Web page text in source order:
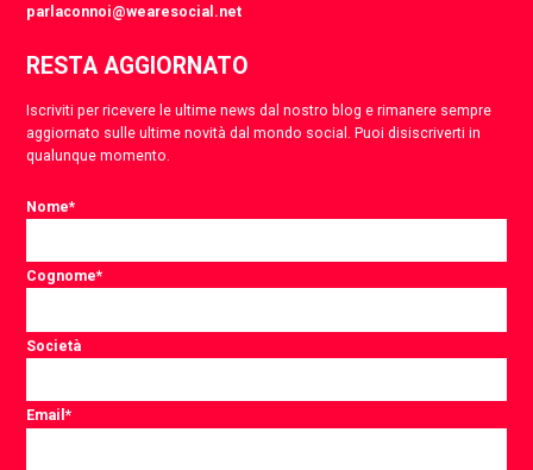
parlaconnoi@wearesocial.net
RESTA AGGIORNATO
Iscriviti per ricevere le ultime news dal nostro blog e rimanere sempre
aggiornato sulle ultime novità dal mondo social. Puoi disiscriverti in
qualunque momento.
Nome*
Cognome*
Società
Email*